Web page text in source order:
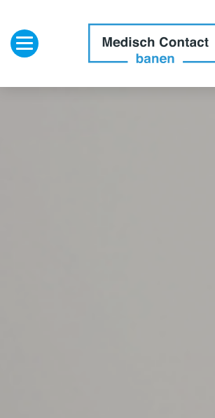
Toggle navigation